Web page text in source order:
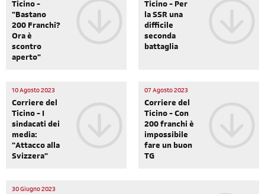
Ticino -
"Bastano
200 Franchi?
Ora è
scontro
aperto"
Ticino - Per
la SSR una
difficile
seconda
battaglia
10 Agosto 2023
Corriere del
Ticino - I
sindacati dei
media:
"Attacco alla
Svizzera"
07 Agosto 2023
Corriere del
Ticino - Con
200 franchi è
impossibile
fare un buon
TG
30 Giugno 2023